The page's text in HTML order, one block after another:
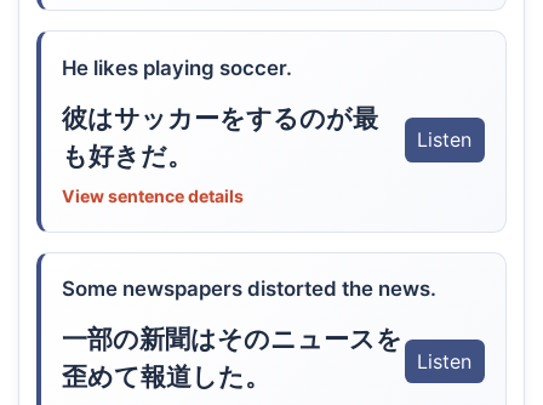
He likes playing soccer.
彼はサッカーをするのが最
も好きだ。
Listen
View sentence details
Some newspapers distorted the news.
一部の新聞はそのニュースを
歪めて報道した。
Listen